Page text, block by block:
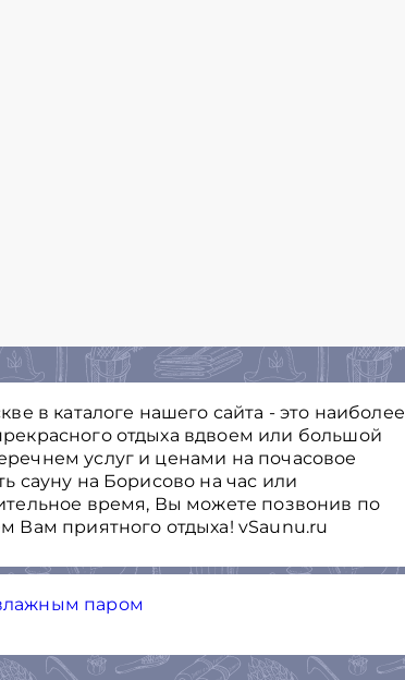
в каталоге нашего сайта - это наиболее
отдыха вдвоем или большой
услуг и ценами на почасовое
сауну на Борисово на час или
время, Вы можете позвонив по
Вам приятного отдыха! vSaunu.ru
паром